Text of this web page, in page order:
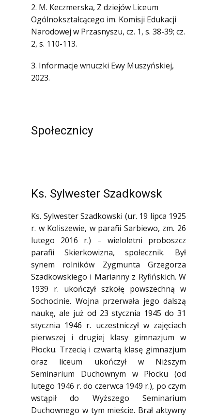
2. M. Keczmerska, Z dziejów Liceum
Ogólnokształcącego im. Komisji Edukacji
Narodowej w Przasnyszu, cz. 1, s. 38-39; cz.
2, s. 110-113.
3. Informacje wnuczki Ewy Muszyńskiej,
2023.
Społecznicy
Ks. Sylwester Szadkowsk
Ks. Sylwester Szadkowski (ur. 19 lipca 1925
r. w Koliszewie, w parafii Sarbiewo, zm. 26
lutego 2016 r.) – wieloletni proboszcz
parafii Skierkowizna, społecznik. Był
synem rolników Zygmunta Grzegorza
Szadkowskiego i Marianny z Ryfińskich. W
1939 r. ukończył szkołę powszechną w
Sochocinie. Wojna przerwała jego dalszą
naukę, ale już od 23 stycznia 1945 do 31
stycznia 1946 r. uczestniczył w zajęciach
pierwszej i drugiej klasy gimnazjum w
Płocku. Trzecią i czwartą klasę gimnazjum
oraz liceum ukończył w Niższym
Seminarium Duchownym w Płocku (od
lutego 1946 r. do czerwca 1949 r.), po czym
wstąpił do Wyższego Seminarium
Duchownego w tym mieście. Brał aktywny